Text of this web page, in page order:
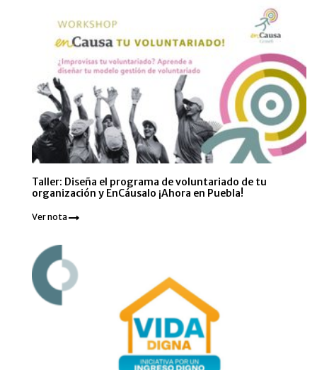
Taller: Diseña el programa de voluntariado de tu
organización y EnCáusalo ¡Ahora en Puebla!
Ver nota